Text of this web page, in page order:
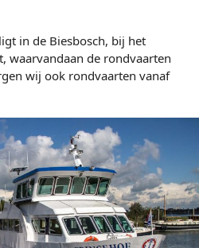
in de Biesbosch, bij het
waarvandaan de rondvaarten
wij ook rondvaarten vanaf